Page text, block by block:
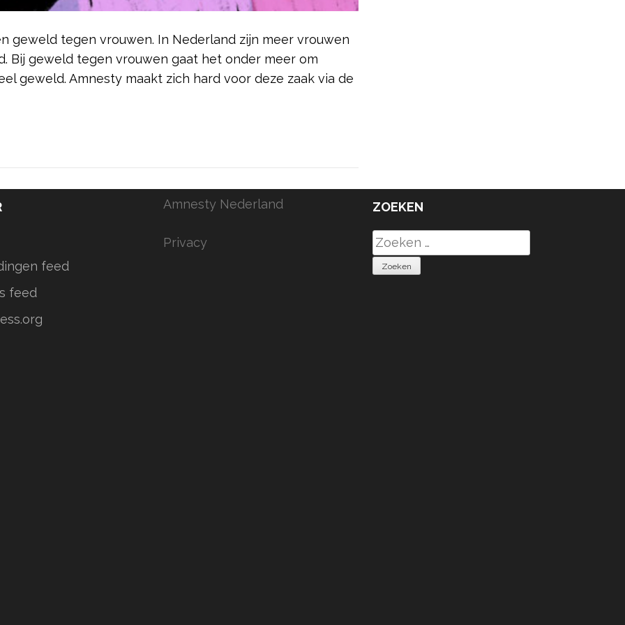
geweld tegen vrouwen. In Nederland zijn meer vrouwen
Bij geweld tegen vrouwen gaat het onder meer om
geweld. Amnesty maakt zich hard voor deze zaak via de
feed
feed
Amnesty Nederland
Privacy
ZOEKEN
Zoeken
naar: